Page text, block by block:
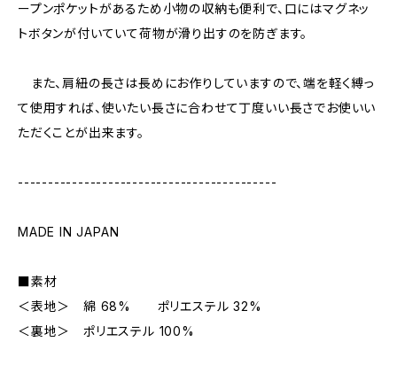
ープンポケットがあるため小物の収納も便利で、口にはマグネッ
トボタンが付いていて荷物が滑り出すのを防ぎます。
また、肩紐の長さは長めにお作りしていますので、端を軽く縛っ
て使用すれば、使いたい長さに合わせて丁度いい長さでお使いい
ただくことが出来ます。
-------------------------------------------
MADE IN JAPAN
■素材
＜表地＞ 綿 68% ポリエステル 32%
＜裏地＞ ポリエステル 100%